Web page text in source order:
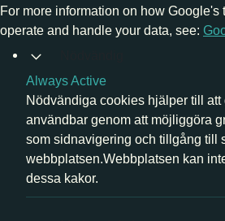
For more information on how Google's
operate and handle your data, see:
Always Active
Nödvändiga cookies hjälper till
användbar genom att möjliggöra
som sidnavigering och tillgång till
webbplatsen.Webbplatsen kan
dessa kakor.